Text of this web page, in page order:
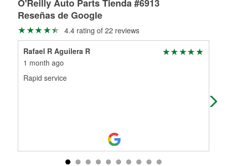
O'Reilly Auto Parts Tienda #6913
Reseñas de Google
4.4 rating of 22 reviews
Rafael R Aguilera R
1 month ago
Rapid service